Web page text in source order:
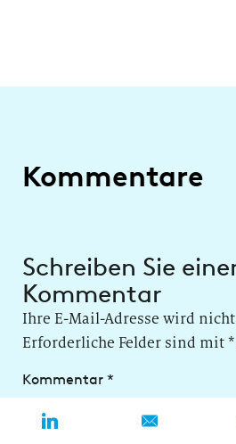
Kommentare
Schreiben Sie
Kommentar
Ihre E-Mail-Adresse wird
Erforderliche Felder sind mit*
Kommentar *